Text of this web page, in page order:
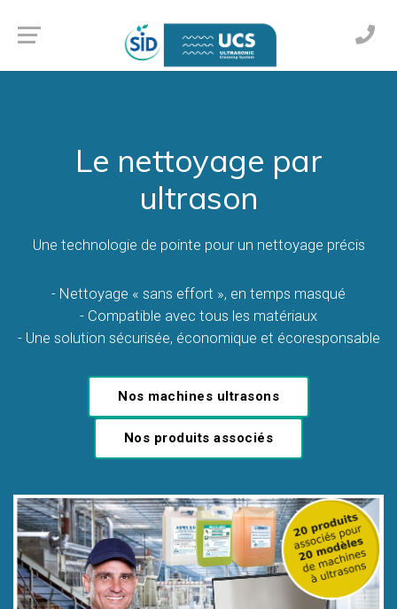
Le nettoyage par
ultrason
Une technologie de pointe pour un nettoyage précis
- Nettoyage « sans effort », en temps masqué
- Compatible avec tous les matériaux
- Une solution sécurisée, économique et écoresponsable
Nos machines ultrasons
Nos produits associés